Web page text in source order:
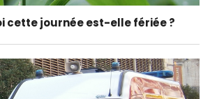
cette journée est-elle fériée ?